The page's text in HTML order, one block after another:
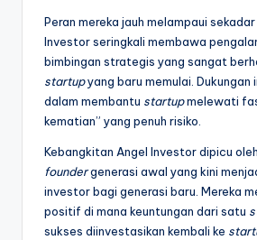
Peran mereka jauh melampaui
Investor seringkali membawa
bimbingan strategis yang sangat
startupyang baru memulai. Dukungan
dalam membantu startupmelewati
kematian” yang penuh risiko.
Kebangkitan Angel Investor dipicu
foundergenerasi awal yang kini
investor bagi generasi baru. Mereka
positif di mana keuntungan dari satu
sukses diinvestasikan kembali ke